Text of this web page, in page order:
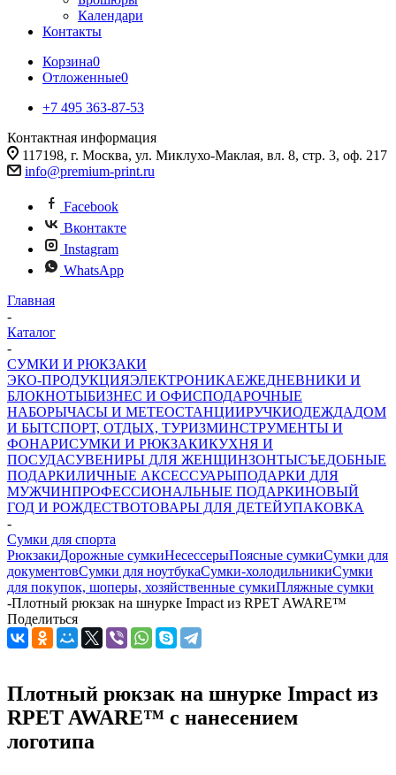
Календари
Контакты
Корзина0
Отложенные0
+7 495 363-87-53
Контактная информация
117198, г. Москва, ул. Миклухо-Маклая, вл. 8, стр. 3, оф. 217
info@premium-print.ru
Facebook
Вконтакте
Instagram
WhatsApp
Главная
-
Каталог
-
СУМКИ И РЮКЗАКИ
ЭКО-ПРОДУКЦИЯЭЛЕКТРОНИКАЕЖЕДНЕВНИКИ И
БЛОКНОТЫБИЗНЕС И ОФИСПОДАРОЧНЫЕ
НАБОРЫЧАСЫ И МЕТЕОСТАНЦИИРУЧКИОДЕЖДАДОМ
И БЫТСПОРТ, ОТДЫХ, ТУРИЗМИНСТРУМЕНТЫ И
ФОНАРИСУМКИ И РЮКЗАКИКУХНЯ И
ПОСУДАСУВЕНИРЫ ДЛЯ ЖЕНЩИНЗОНТЫСЪЕДОБНЫЕ
ПОДАРКИЛИЧНЫЕ АКСЕССУАРЫПОДАРКИ ДЛЯ
МУЖЧИНПРОФЕССИОНАЛЬНЫЕ ПОДАРКИНОВЫЙ
ГОД И РОЖДЕСТВОТОВАРЫ ДЛЯ ДЕТЕЙУПАКОВКА
-
Сумки для спорта
РюкзакиДорожные сумкиНесессерыПоясные сумкиСумки для
документовСумки для ноутбукаСумки-холодильникиСумки
для покупок, шоперы, хозяйственные сумкиПляжные сумки
-Плотный рюкзак на шнурке Impact из RPET AWARE™
Поделиться
Плотный рюкзак на шнурке Impact из
RPET AWARE™ с нанесением
логотипа